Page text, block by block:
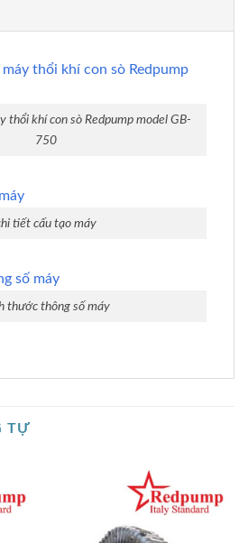
thổi khí con sò Redpump model GB-
750
tiết cấu tạo máy
thước thông số máy
TỰ